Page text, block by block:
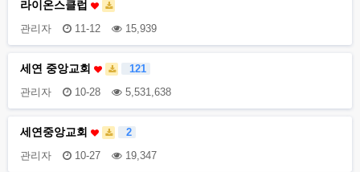
라이온스클럽
관리자 11-12 15,939
세연 중앙교회
121
관리자
10-28 5,531,638
세연중앙교회
2
관리자
10-27 19,347